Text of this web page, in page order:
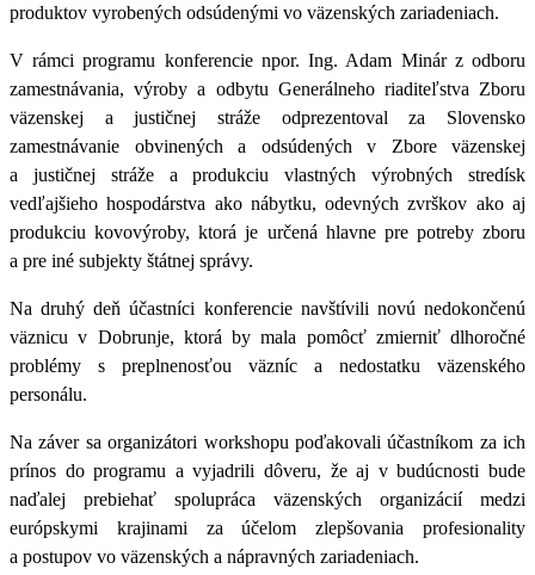
produktov vyrobených odsúdenými vo väzenských zariadeniach.
V rámci programu konferencie npor. Ing. Adam Minár z odboru
zamestnávania, výroby a odbytu Generálneho riaditeľstva Zboru
väzenskej a justičnej stráže odprezentoval za Slovensko
zamestnávanie obvinených a odsúdených v Zbore väzenskej
a justičnej stráže a produkciu vlastných výrobných stredísk
vedľajšieho hospodárstva ako nábytku, odevných zvrškov ako aj
produkciu kovovýroby, ktorá je určená hlavne pre potreby zboru
a pre iné subjekty štátnej správy.
Na druhý deň účastníci konferencie navštívili novú nedokončenú
väznicu v Dobrunje, ktorá by mala pomôcť zmierniť dlhoročné
problémy s preplnenosťou väzníc a nedostatku väzenského
personálu.
Na záver sa organizátori workshopu poďakovali účastníkom za ich
prínos do programu a vyjadrili dôveru, že aj v budúcnosti bude
naďalej prebiehať spolupráca väzenských organizácií medzi
európskymi krajinami za účelom zlepšovania profesionality
a postupov vo väzenských a nápravných zariadeniach.